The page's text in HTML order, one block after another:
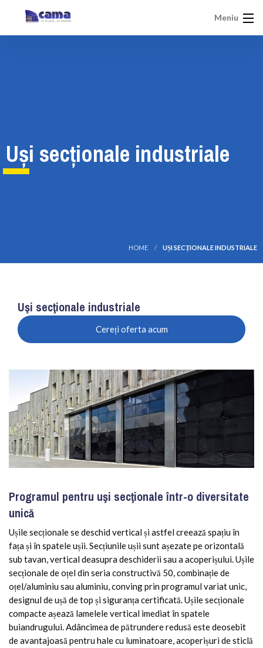
Meniu
Uși secționale industriale
HOME UȘI SECȚIONALE INDUSTRIALE
Uşi secţionale industriale
Cereți oferta acum
Programul pentru uşi secţionale într-o diversitate
unică
Ușile secționale se deschid vertical și astfel creează spațiu în
fața și în spatele ușii. Secțiunile ușii sunt așezate pe orizontală
sub tavan, vertical deasupra deschiderii sau a acoperișului. Ușile
secționale de oțel din seria constructivă 50, combinație de
oțel/aluminiu sau aluminiu, conving prin programul variat unic,
designul de ușă de top și siguranța certificată. Ușile secționale
compacte așează lamelele vertical imediat în spatele
buiandrugului. Adâncimea de pătrundere redusă este deosebit
de avantajoasă pentru hale cu luminatoare, acoperișuri de sticlă